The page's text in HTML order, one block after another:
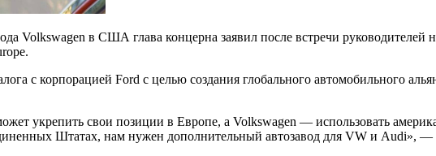
Volkswagen в США глава концерна заявил после встречи руководителей
с корпорацией Ford с целью создания глобального автомобильного
укрепить свои позиции в Европе, а Volkswagen — использовать
Штатах, нам нужен дополнительный автозавод для VW и Audi», —